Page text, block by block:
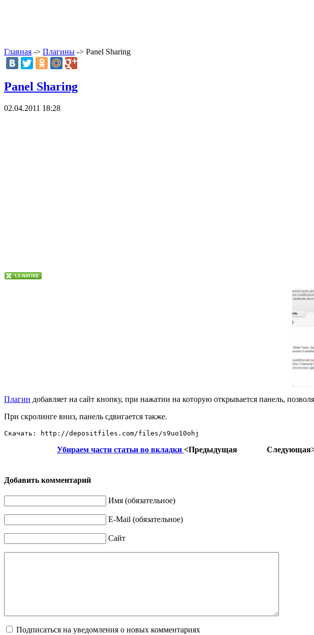
Главная -> Плагины -> Panel Sharing
Panel Sharing
02.04.2011 18:28
Плагин добавляет на сайт кнопку, при нажатии на которую открывается панель,
При скролинге вниз, панель сдвигается также.
Скачать: http://depositfiles.com/files/s9uo10ohj
Убираем части статьи во вкладки <Предыдущая
Добавить комментарий
Имя (обязательное)
E-Mail (обязательное)
Сайт
Подписаться на уведомления о новых комментариях